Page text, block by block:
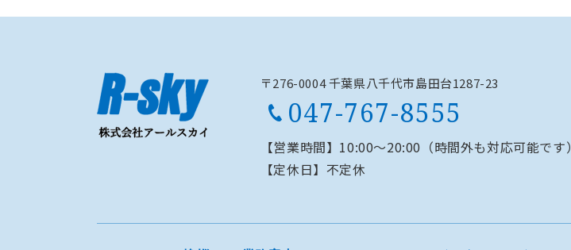
〒276-0004 千葉県八千代市島田台1287-23
047-767-8555
【営業時間】 10:00～20:00（時間外も対応可能です）
【定休日】 不定休